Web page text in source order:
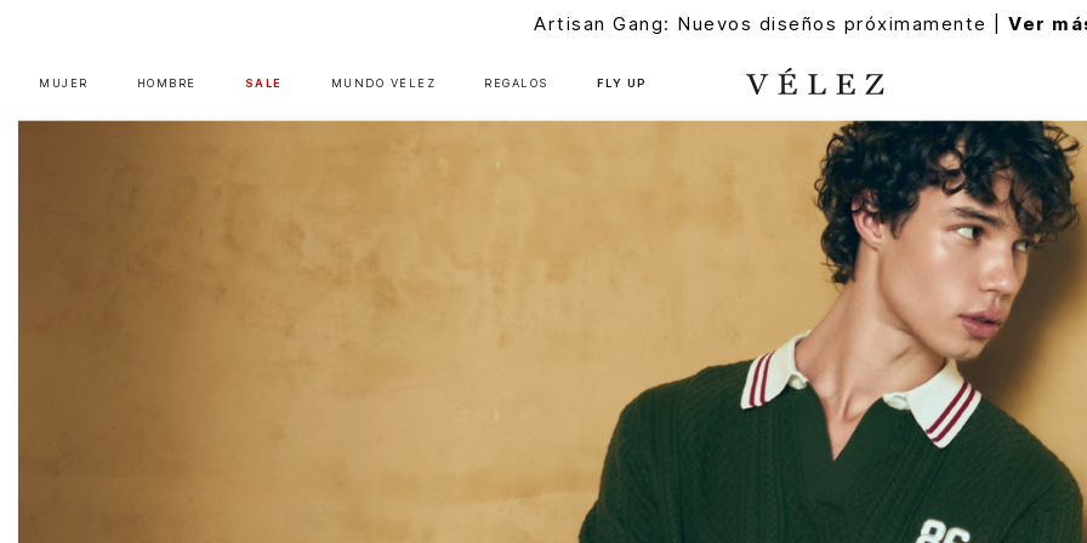
Artisan Gang: Nuevos diseños próximamente |Ver
MUJER HOMBRE SALE MUNDO VÉLEZ REGALOS FLY UP